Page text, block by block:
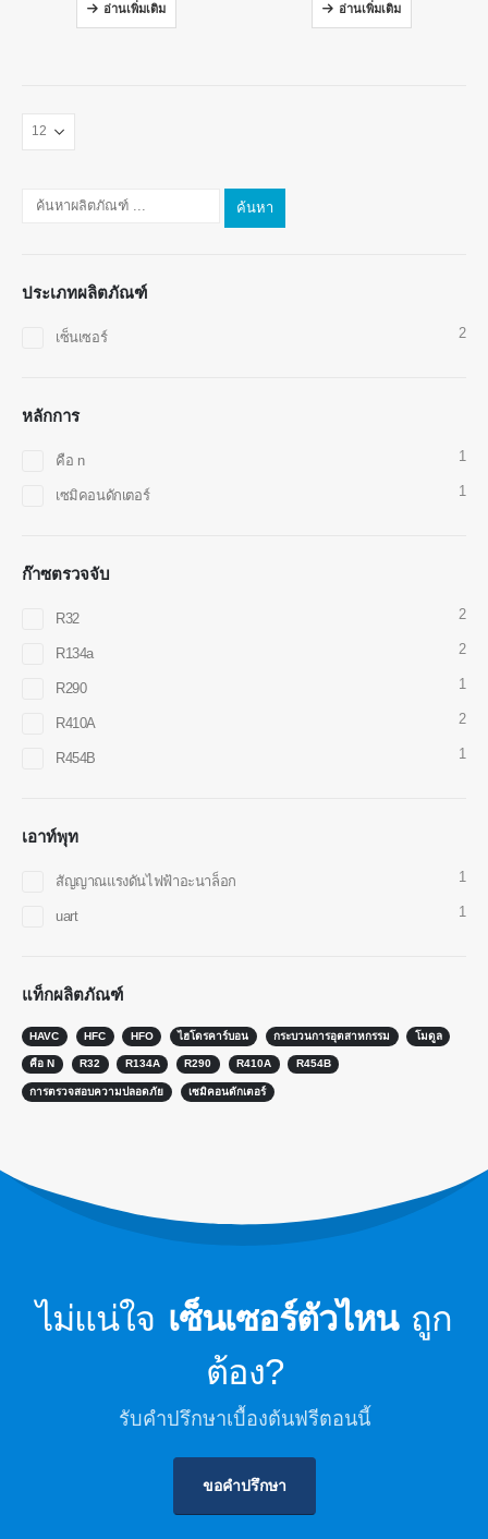
อ่านเพิ่มเติม อ่านเพิ่มเติม
ค้นหา
ประเภทผลิตภัณฑ์
เซ็นเซอร์ 2
หลักการ
คือ n 1
เซมิคอนดักเตอร์ 1
ก๊าซตรวจจับ
R32 2
R134a 2
R290 1
R410A 2
R454B 1
เอาท์พุท
สัญญาณแรงดันไฟฟ้าอะนาล็อก 1
uart 1
แท็กผลิตภัณฑ์
HAVC HFC HFO ไฮโดรคาร์บอน กระบวนการอุตสาหกรรม โมดูล
คือ N R32 R134A R290 R410A R454B
การตรวจสอบความปลอดภัย เซมิคอนดักเตอร์
ไม่แน่ใจ เซ็นเซอร์ตัวไหน ถูก
ต้อง?
รับคำปรึกษาเบื้องต้นฟรีตอนนี้
ขอคำปรึกษา
ติดต่อเรา
: No.299 Jinsuo Road, National High-Tech Zone, Zhengzhou
อีเมล
สินค้าร้อน
เซ็นเซอร์ R290
เซ็นเซอร์ R454B
เซ็นเซอร์ R410
เซ็นเซอร์ R454B
การตรวจสอบสารทำความเย็นโซ่เย็น
การตรวจสอบระบบระบายความร้อนของ
ศูนย์ข้อมูล
การตรวจสอบความปลอดภัยของสาร
อุตสาหกรรม
วินเซ่น. © 2026 สงวนลิขสิทธิ์